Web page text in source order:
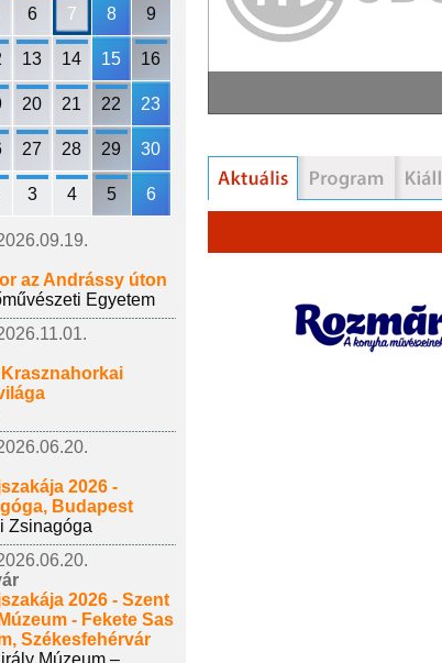
6 7 8 9
13 14 15 16
20 21 22 23
27 28 29 30
3 4 5 6
az Andrássy úton
Egyetem
2026 -
Budapest
Zsinagóga
2026 - Szent
- Fekete Sas
Székesfehérvár
Múzeum –